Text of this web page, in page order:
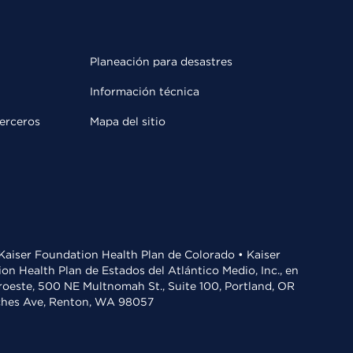
Planeación para desastres
Información técnica
Mapa del sitio
Foundation Health Plan de Colorado • Kaiser
Health Plan de Estados del Atlántico Medio, Inc., en
500 NE Multnomah St., Suite 100, Portland, OR
Ave, Renton, WA 98057